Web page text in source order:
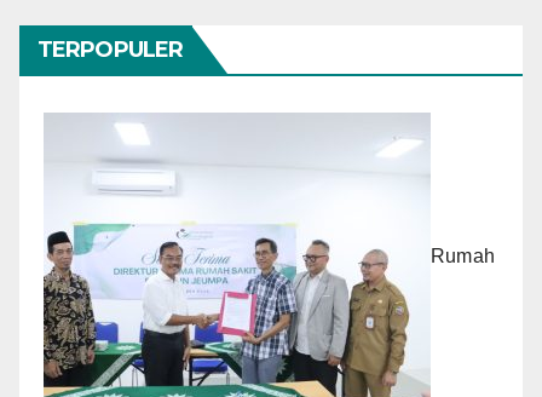
TERPOPULER
Rumah